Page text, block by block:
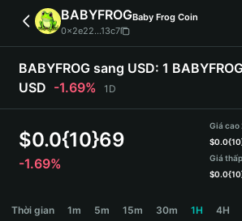
简体中文
繁體中文
Português (Portugal)
Bahasa Indonesia
ภาษาไทย
हिन्दी
Español
Português (Brasil)
BABYFROGBaby Frog Coin
0x2e22...13c7
BABYFROG sang USD: 1
USD -1.69% 1D
$0.0{10}69
-1.69%
Giá cao
$
Giá
$
Thời gian 1m 5m 15m 30m 1H 4H